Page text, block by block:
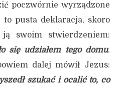
poczwórnie wyrządzone
pusta deklaracja, skoro
swoim stwierdzeniem:
się udziałem tego domu.
dalej mówił Jezus:
szukać i ocalić to, co